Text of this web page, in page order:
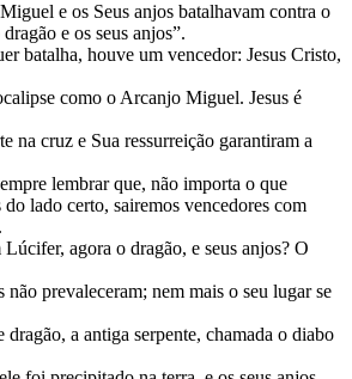
e os Seus anjos batalhavam contra o
e os seus anjos”.
batalha, houve um vencedor: Jesus Cristo,
como o Arcanjo Miguel. Jesus é
na cruz e Sua ressurreição garantiram a
lembrar que, não importa o que
do lado certo, sairemos vencedores com
agora o dragão, e seus anjos? O
prevaleceram; nem mais o seu lugar se
a antiga serpente, chamada o diabo